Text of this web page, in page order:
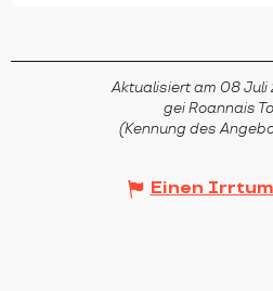
Aktualisiert am 08 Juli
gei Roannais
(Kennung des
Einen